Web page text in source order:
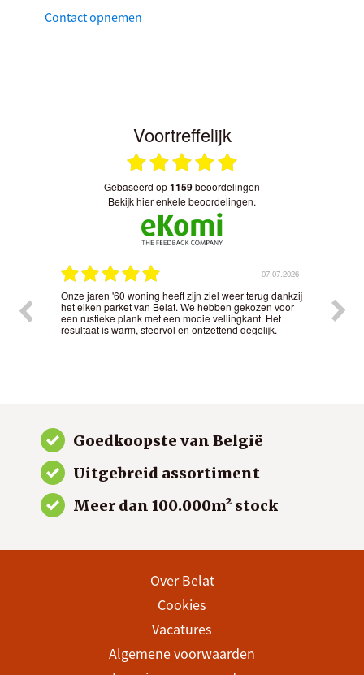
Contact opnemen
Voortreffelijk
gebaseerd op1159beoordelingen
bekijk hier enkele beoordelingen.
07.07.2026
Onze jaren '60 woning heeft zijn ziel weer terug dankzij
het eiken parket van Belat. We hebben gekozen voor
een rustieke plank met een mooie vellingkant. Het
resultaat is warm, sfeervol en ontzettend degelijk.
Goedkoopste van België
Uitgebreid assortiment
Meer dan 100.000m² stock
Over Belat
Cookies
Vacatures
Algemene voorwaarden